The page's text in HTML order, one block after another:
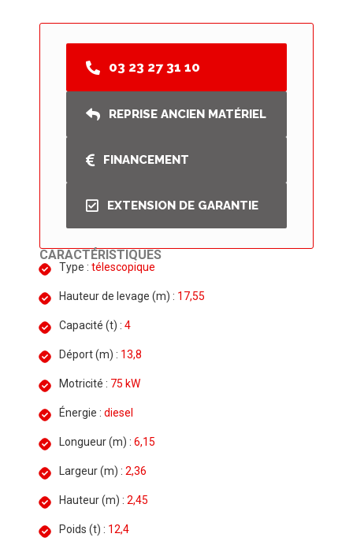
03 23 27 31 10
REPRISE ANCIEN MATÉRIEL
FINANCEMENT
EXTENSION DE GARANTIE
CARACTÉRISTIQUES
Type : télescopique
Hauteur de levage (m) : 17,55
Capacité (t) : 4
Déport (m) : 13,8
Motricité : 75 kW
Énergie : diesel
Longueur (m) : 6,15
Largeur (m) : 2,36
Hauteur (m) : 2,45
Poids (t) : 12,4